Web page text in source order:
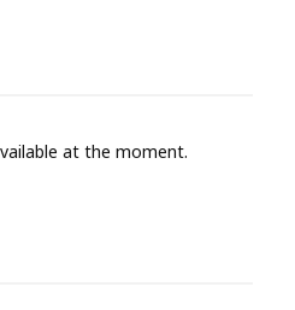
at the moment.